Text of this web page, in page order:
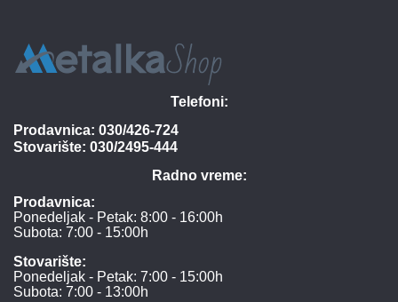
Telefoni:
Prodavnica: 030/426-724
Stovarište: 030/2495-444
Radno vreme:
Prodavnica:
Ponedeljak - Petak: 8:00 - 16:00h
Subota: 7:00 - 15:00h
Stovarište:
Ponedeljak - Petak: 7:00 - 15:00h
Subota: 7:00 - 13:00h